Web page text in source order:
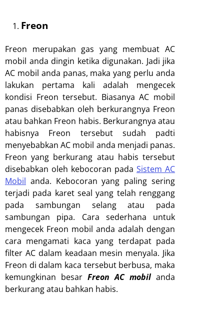
Freon
Freon merupakan gas yang membuat AC
mobil anda dingin ketika digunakan. Jadi jika
AC mobil anda panas, maka yang perlu anda
lakukan pertama kali adalah mengecek
kondisi Freon tersebut. Biasanya AC mobil
panas disebabkan oleh berkurangnya Freon
atau bahkan Freon habis. Berkurangnya atau
habisnya Freon tersebut sudah padti
menyebabkan AC mobil anda menjadi panas.
Freon yang berkurang atau habis tersebut
disebabkan oleh kebocoran pada Sistem AC
Mobil anda. Kebocoran yang paling sering
terjadi pada karet seal yang telah renggang
pada sambungan selang atau pada
sambungan pipa. Cara sederhana untuk
mengecek Freon mobil anda adalah dengan
cara mengamati kaca yang terdapat pada
filter AC dalam keadaan mesin menyala. Jika
Freon di dalam kaca tersebut berbusa, maka
kemungkinan besar Freon AC mobilanda
berkurang atau bahkan habis.